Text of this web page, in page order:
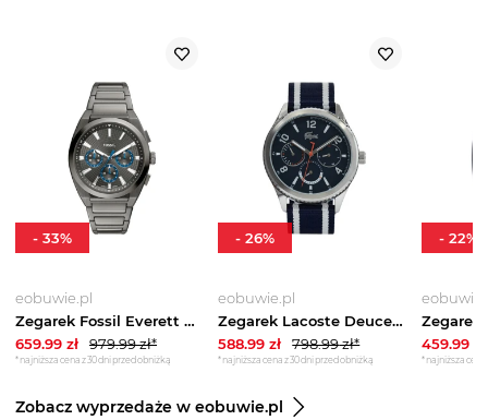
eobuwie.pl
Zegarek Fossil Everett Chronograph FS6107 Szary
659.99 zł 979.99zł*
*najniższa cena z 30 dni przed obniżką
- 33%
eobuwie.pl
Zegarek Lacoste Deuce 2011290 Granatowy
588.99 zł 798.99zł*
*najniższa cena z 30 dni przed obniżką
-26%
459.99zł
*najniższa cena
- 22%
Zobacz wyprzedaże w eobuwie.pl